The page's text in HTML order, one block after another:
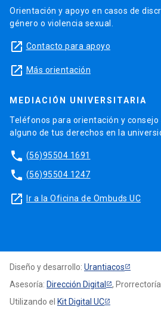
Orientación y apoyo en casos de
género o violencia sexual.
launch Contacto para apoyo
launch Más orientación
MEDIACIÓN UNIVERSITARIA
Teléfonos para orientación y consejo
alguno de tus derechos en la
phone (56)95504 1691
phone (56)95504 1247
launch Ir a la Oficina de Ombuds UC
Diseño y desarrollo: Urantiacos
Asesoría: Dirección Digital
, Prorrectoría
Utilizando el Kit Digital UC